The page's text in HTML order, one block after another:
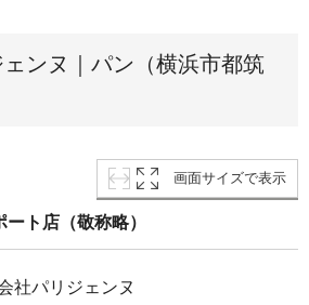
ンヌ｜パン（横浜市都筑
画面サイズで表示
ト店（敬称略）
社パリジェンヌ